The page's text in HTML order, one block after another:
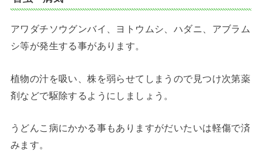
アワダチソウグンバイ、ヨトウムシ、ハダニ、アブラム
シ等が発生する事があります。
植物の汁を吸い、株を弱らせてしまうので見つけ次第薬
剤などで駆除するようにしましょう。
うどんこ病にかかる事もありますがだいたいは軽傷で済
みます。